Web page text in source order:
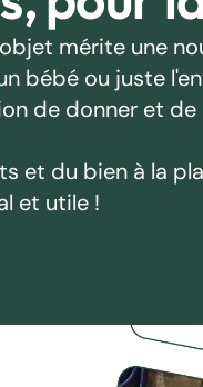
mérite une
bébé ou juste
de donner et de
et du bien à la
et utile !